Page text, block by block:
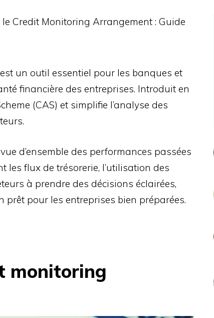
Credit Monitoring Arrangement : Guide
un outil essentiel pour les banques et
financière des entreprises. Introduit en
(CAS) et simplifie l’analyse des
d’ensemble des performances passées
les flux de trésorerie, l’utilisation des
à prendre des décisions éclairées,
prêt pour les entreprises bien préparées.
monitoring